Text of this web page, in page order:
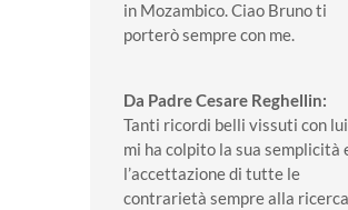
in Mozambico. Ciao Bruno ti
porterò sempre con me.
Da Padre Cesare Reghellin:
Tanti ricordi belli vissuti con
mi ha colpito la sua semplicità
l’accettazione di tutte le
contrarietà sempre alla ricerca